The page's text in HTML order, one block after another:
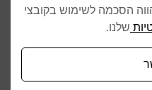
הסכמה לשימוש בקובצי
שלנו.